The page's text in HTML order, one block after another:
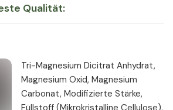
Qualität:
Tri-Magnesium Dicitrat Anhydrat,
Magnesium Oxid, Magnesium
Carbonat, Modifizierte Stärke,
Füllstoff (Mikrokristalline Cellulose).